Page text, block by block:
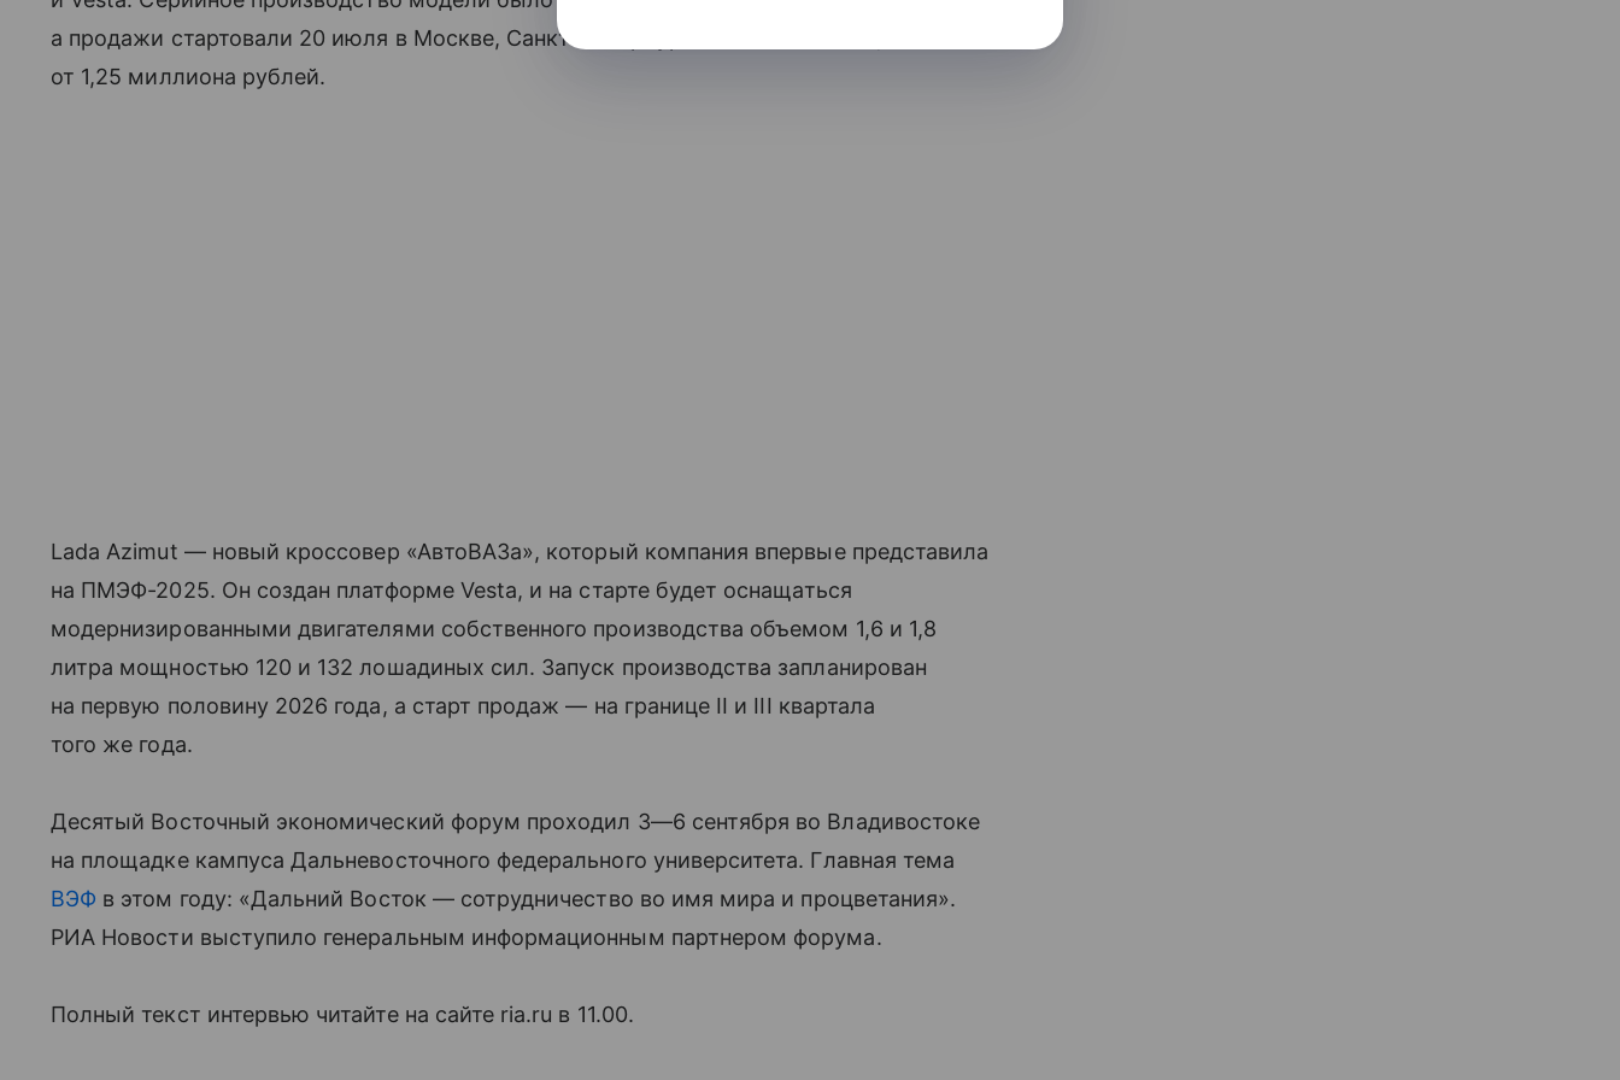
а продажи стартовали 20 июля в Москве, Санкт-Петербурге и Тольятти по цене
от 1,25 миллиона рублей.
Lada Azimut — новый кроссовер «АвтоВАЗа», который компания впервые представила
на ПМЭФ-2025. Он создан платформе Vesta, и на старте будет оснащаться
модернизированными двигателями собственного производства объемом 1,6 и 1,8
литра мощностью 120 и 132 лошадиных сил. Запуск производства запланирован
на первую половину 2026 года, а старт продаж — на границе II и III квартала
того же года.
Десятый Восточный экономический форум проходил 3—6 сентября во Владивостоке
на площадке кампуса Дальневосточного федерального университета. Главная тема
ВЭФ в этом году: «Дальний Восток — сотрудничество во имя мира и процветания».
РИА Новости выступило генеральным информационным партнером форума.
Полный текст интервью читайте на сайте ria.ru в 11.00.